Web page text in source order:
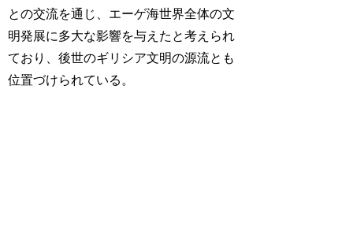
との交流を通じ、エーゲ海世界全体の文
明発展に多大な影響を与えたと考えられ
ており、後世のギリシア文明の源流とも
位置づけられている。